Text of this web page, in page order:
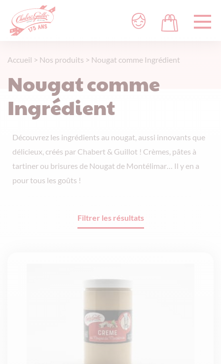
Accueil > Nos produits > Nougat comme Ingrédient
Nougat comme
Ingrédient
Découvrez les ingrédients au nougat, aussi innovants que
délicieux, créés par Chabert & Guillot ! Crèmes, pâtes à
tartiner ou brisures de Nougat de Montélimar… Il y en a
pour tous les goûts !
Filtrer les résultats